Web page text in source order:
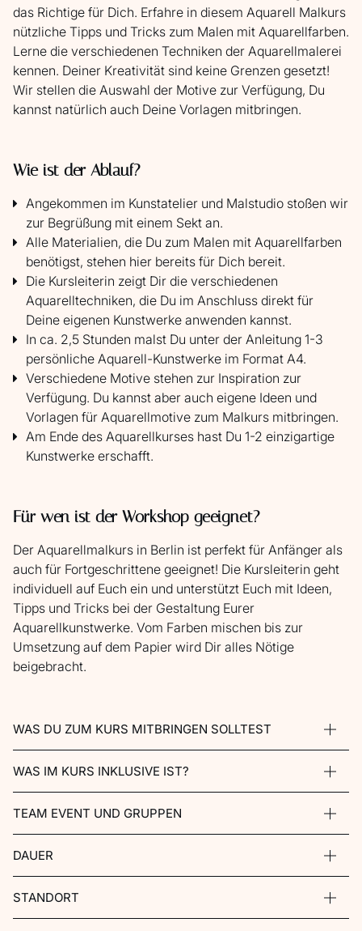
das Richtige für Dich. Erfahre in diesem Aquarell Malkurs
nützliche Tipps und Tricks zum Malen mit Aquarellfarben.
Lerne die verschiedenen Techniken der Aquarellmalerei
kennen. Deiner Kreativität sind keine Grenzen gesetzt!
Wir stellen die Auswahl der Motive zur Verfügung, Du
kannst natürlich auch Deine Vorlagen mitbringen.
Wie ist der Ablauf?
Angekommen im Kunstatelier und Malstudio stoßen wir
zur Begrüßung mit einem Sekt an.
Alle Materialien, die Du zum Malen mit Aquarellfarben
benötigst, stehen hier bereits für Dich bereit.
Die Kursleiterin zeigt Dir die verschiedenen
Aquarelltechniken, die Du im Anschluss direkt für
Deine eigenen Kunstwerke anwenden kannst.
In ca. 2,5 Stunden malst Du unter der Anleitung 1-3
persönliche Aquarell-Kunstwerke im Format A4.
Verschiedene Motive stehen zur Inspiration zur
Verfügung. Du kannst aber auch eigene Ideen und
Vorlagen für Aquarellmotive zum Malkurs mitbringen.
Am Ende des Aquarellkurses hast Du 1-2 einzigartige
Kunstwerke erschafft.
Für wen ist der Workshop geeignet?
Der Aquarellmalkurs in Berlin ist perfekt für Anfänger als
auch für Fortgeschrittene geeignet! Die Kursleiterin geht
individuell auf Euch ein und unterstützt Euch mit Ideen,
Tipps und Tricks bei der Gestaltung Eurer
Aquarellkunstwerke. Vom Farben mischen bis zur
Umsetzung auf dem Papier wird Dir alles Nötige
beigebracht.
WAS DU ZUM KURS MITBRINGEN SOLLTEST
WAS IM KURS INKLUSIVE IST?
TEAM EVENT UND GRUPPEN
DAUER
STANDORT